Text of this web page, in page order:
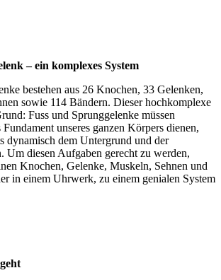
– ein komplexes System
bestehen aus 26 Knochen, 33 Gelenken,
sowie 114 Bändern. Dieser hochkomplexe
Fuss und Sprunggelenke müssen
Fundament unseres ganzen Körpers dienen,
dynamisch dem Untergrund und der
Um diesen Aufgaben gerecht zu werden,
Knochen, Gelenke, Muskeln, Sehnen und
in einem Uhrwerk, zu einem genialen System